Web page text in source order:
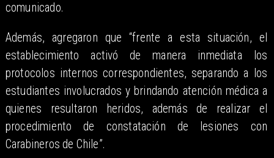
comunicado.
Además, agregaron que “frente a esta situación, el
establecimiento activó de manera inmediata los
protocolos internos correspondientes, separando a los
estudiantes involucrados y brindando atención médica a
quienes resultaron heridos, además de realizar el
procedimiento de constatación de lesiones con
Carabineros de Chile”.